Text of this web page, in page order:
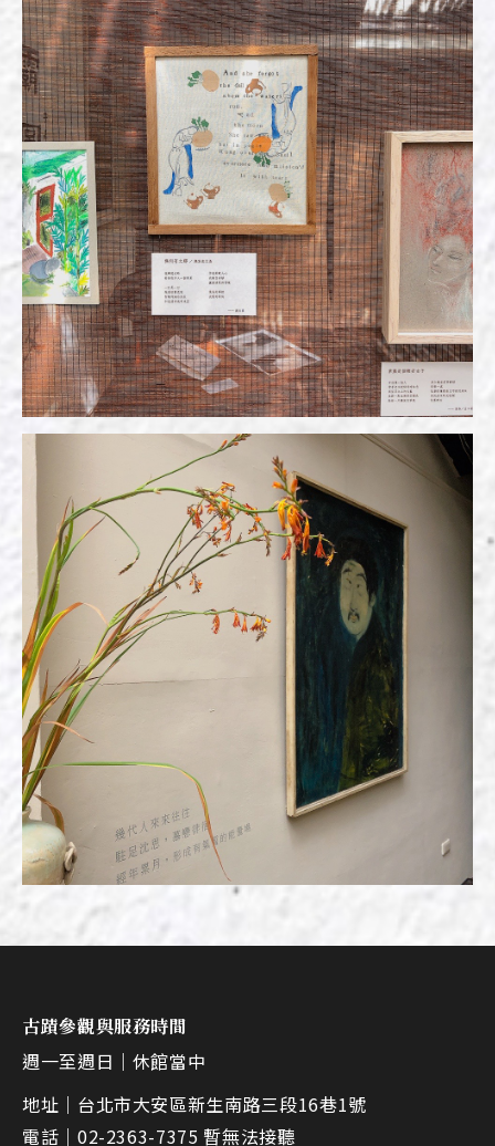
古蹟參觀與服務時間
週一至週日｜ 休館當中
地址｜ 台北市大安區新生南路三段16巷1號
電話｜ 02-2363-7375 暫無法接聽